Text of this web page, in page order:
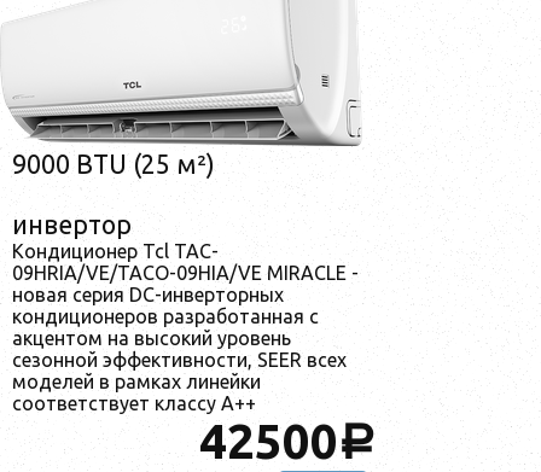
9000 BTU (25 м²)
инвертор
Кондиционер Tcl TAC-
09HRIA/VE/TACO-09HIA/VE MIRACLE -
новая серия DC-инверторных
кондиционеров разработанная с
акцентом на высокий уровень
сезонной эффективности, SEER всех
моделей в рамках линейки
соответствует классу A++
42500a